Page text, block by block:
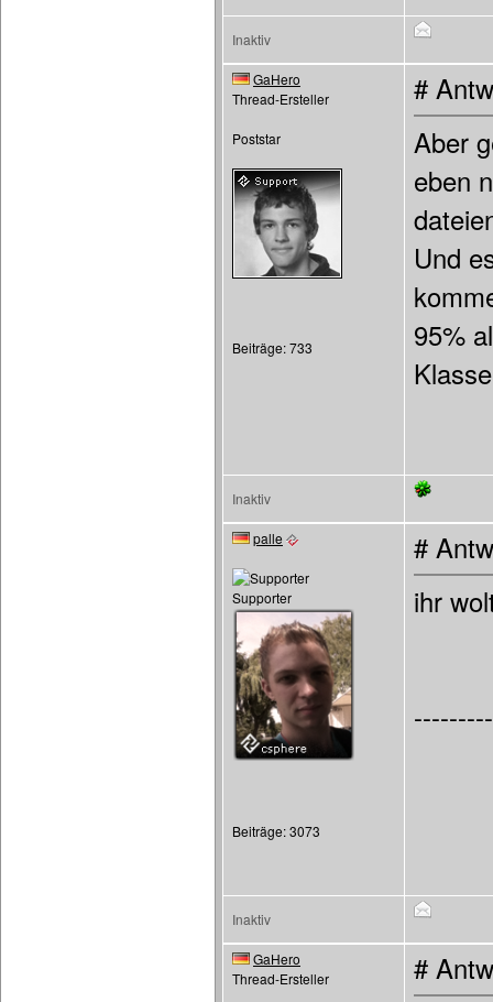
Inaktiv
GaHero
Thread-Ersteller
Poststar
Beiträge: 733
#
Aber
eben
Und
95%
Inaktiv
palle
Supporter
Beiträge: 3073
#
ihr
Inaktiv
GaHero
Thread-Ersteller
#